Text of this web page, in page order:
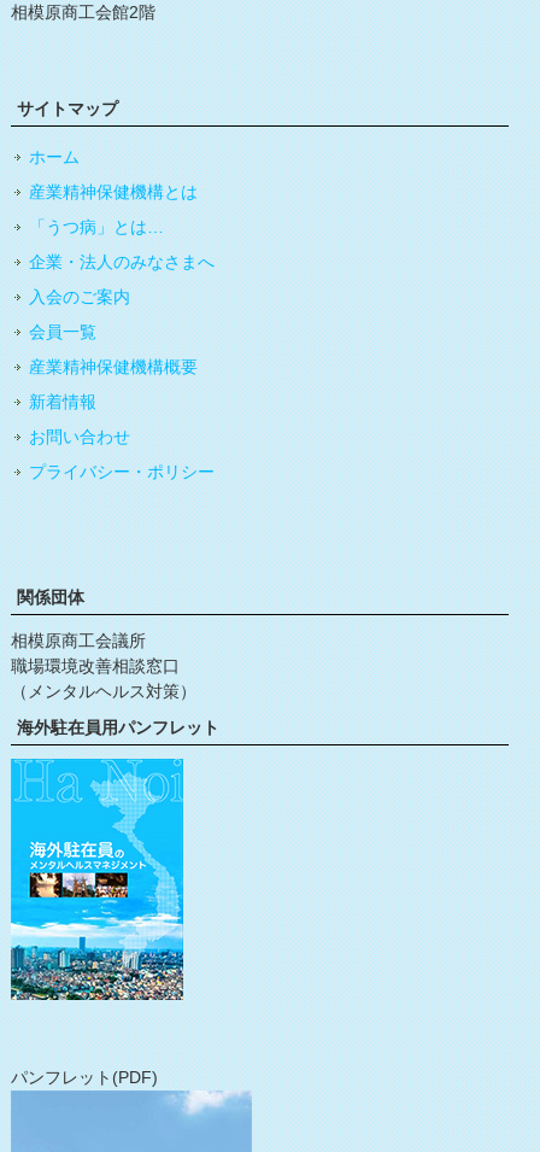
相模原商工会館2階
サイトマップ
ホーム
産業精神保健機構とは
「うつ病」とは…
企業・法人のみなさまへ
入会のご案内
会員一覧
産業精神保健機構概要
新着情報
お問い合わせ
プライバシー・ポリシー
関係団体
相模原商工会議所
職場環境改善相談窓口
（メンタルヘルス対策）
海外駐在員用パンフレット
パンフレット(PDF)